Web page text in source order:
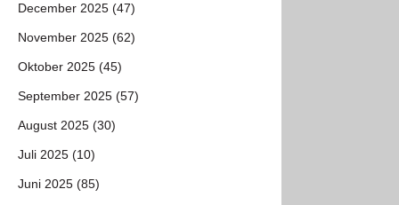
December 2025 (47)
November 2025 (62)
Oktober 2025 (45)
September 2025 (57)
August 2025 (30)
Juli 2025 (10)
Juni 2025 (85)